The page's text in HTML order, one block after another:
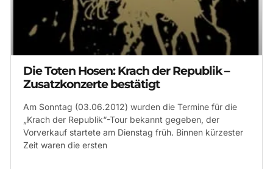
Die Toten Hosen: Krach der Republik –
Zusatzkonzerte bestätigt
Am Sonntag (03.06.2012) wurden die Termine für die
„Krach der Republik“-Tour bekannt gegeben, der
Vorverkauf startete am Dienstag früh. Binnen kürzester
Zeit waren die ersten